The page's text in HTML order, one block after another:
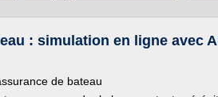
: simulation en ligne avec
de bateau